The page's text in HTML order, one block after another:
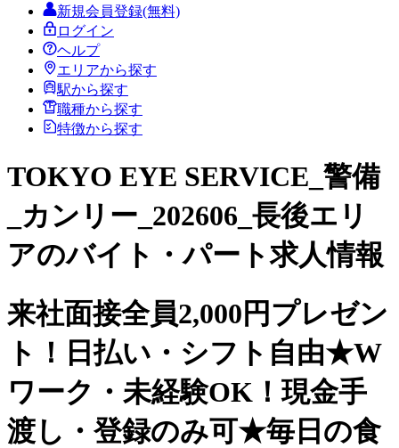
新規会員登録(無料)
ログイン
ヘルプ
エリアから探す
駅から探す
職種から探す
特徴から探す
TOKYO EYE SERVICE_警備
_カンリー_202606_長後エリ
アのバイト・パート求人情報
来社面接全員2,000円プレゼン
ト！日払い・シフト自由★W
ワーク・未経験OK！現金手
渡し・登録のみ可★毎日の食